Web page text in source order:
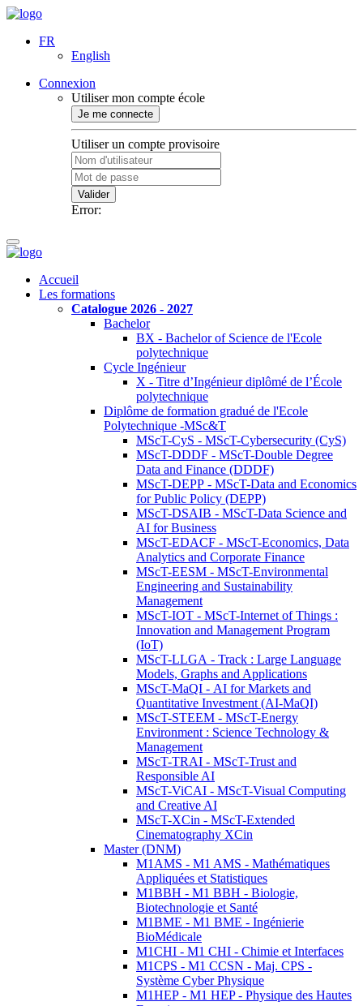
FR
English
Connexion
Utiliser mon compte école
Je me connecte
Utiliser un compte provisoire
Valider
Error:
Accueil
Les formations
Catalogue 2026 - 2027
Bachelor
BX - Bachelor of Science de l'Ecole
polytechnique
Cycle Ingénieur
X - Titre d’Ingénieur diplômé de l’École
polytechnique
Diplôme de formation gradué de l'Ecole
Polytechnique -MSc&T
MScT-CyS - MScT-Cybersecurity (CyS)
MScT-DDDF - MScT-Double Degree
Data and Finance (DDDF)
MScT-DEPP - MScT-Data and Economics
for Public Policy (DEPP)
MScT-DSAIB - MScT-Data Science and
AI for Business
MScT-EDACF - MScT-Economics, Data
Analytics and Corporate Finance
MScT-EESM - MScT-Environmental
Engineering and Sustainability
Management
MScT-IOT - MScT-Internet of Things :
Innovation and Management Program
(IoT)
MScT-LLGA - Track : Large Language
Models, Graphs and Applications
MScT-MaQI - AI for Markets and
Quantitative Investment (AI-MaQI)
MScT-STEEM - MScT-Energy
Environment : Science Technology &
Management
MScT-TRAI - MScT-Trust and
Responsible AI
MScT-ViCAI - MScT-Visual Computing
and Creative AI
MScT-XCin - MScT-Extended
Cinematography XCin
Master (DNM)
M1AMS - M1 AMS - Mathématiques
Appliquées et Statistiques
M1BBH - M1 BBH - Biologie,
Biotechnologie et Santé
M1BME - M1 BME - Ingénierie
BioMédicale
M1CHI - M1 CHI - Chimie et Interfaces
M1CPS - M1 CCSN - Maj. CPS -
Système Cyber Physique
M1HEP - M1 HEP - Physique des Hautes